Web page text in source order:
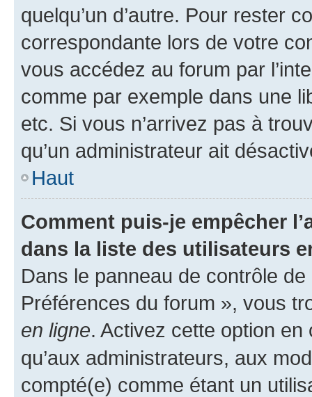
quelqu’un d’autre. Pour rester
correspondante lors de votre
vous accédez au forum par
comme par exemple dans une
etc. Si vous n’arrivez pas à
qu’un administrateur ait
Haut
Comment puis-je empêcher
dans la liste des utilisateurs
Dans le panneau de contrôle
Préférences du forum », vous
en ligne. Activez cette option
qu’aux administrateurs, aux
compté(e) comme étant un